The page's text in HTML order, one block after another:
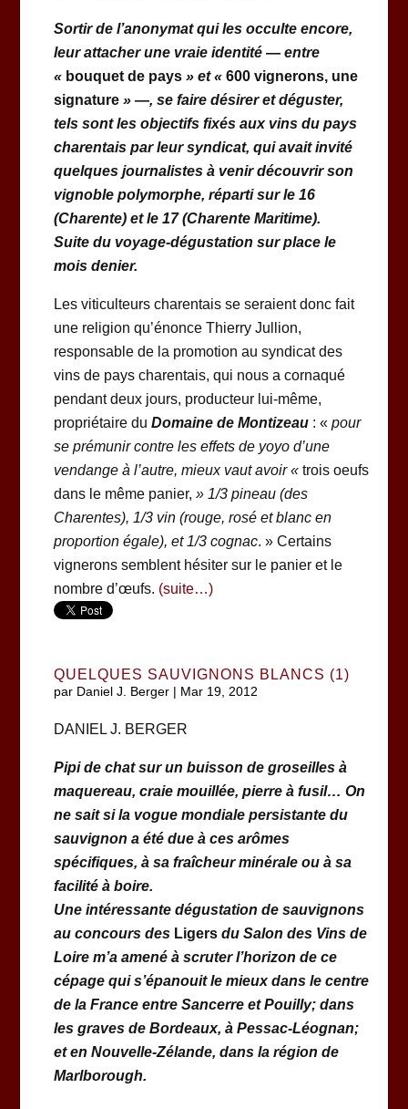
Sortir de l’anonymat qui les occulte encore,
leur attacher une vraie identité — entre
« bouquet de pays» et « 600 vignerons, une
signature» —, se faire désirer et déguster,
tels sont les objectifs fixés aux vins du pays
charentais par leur syndicat, qui avait invité
quelques journalistes à venir découvrir son
vignoble polymorphe, réparti sur le 16
(Charente) et le 17 (Charente Maritime).
Suite du voyage-dégustation sur place le
mois denier.
Les viticulteurs charentais se seraient donc fait
une religion qu’énonce Thierry Jullion,
responsable de la promotion au syndicat des
vins de pays charentais, qui nous a cornaqué
pendant deux jours, producteur lui-même,
propriétaire du Domaine de Montizeau: « pour
se prémunir contre les effets de yoyo d’une
vendange à l’autre, mieux vaut avoir « trois oeufs
dans le même panier, » 1/3 pineau (des
Charentes), 1/3 vin (rouge, rosé et blanc en
proportion égale), et 1/3 cognac. » Certains
vignerons semblent hésiter sur le panier et le
nombre d’œufs. (suite…)
QUELQUES SAUVIGNONS BLANCS (1)
par Daniel J. Berger| Mar 19, 2012
DANIEL J. BERGER
Pipi de chat sur un buisson de groseilles à
maquereau, craie mouillée, pierre à fusil… On
ne sait si la vogue mondiale persistante du
sauvignon a été due à ces arômes
spécifiques, à sa fraîcheur minérale ou à sa
facilité à boire.
Une intéressante dégustation de sauvignons
au concours des Ligersdu Salon des Vins de
Loire m’a amené à scruter l’horizon de ce
cépage qui s’épanouit le mieux dans le centre
de la France entre Sancerre et Pouilly; dans
les graves de Bordeaux, à Pessac-Léognan;
et en Nouvelle-Zélande, dans la région de
Marlborough.